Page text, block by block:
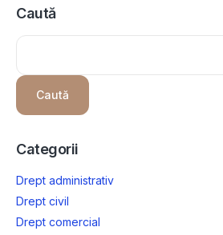
Caută
Caută
Categorii
Drept administrativ
Drept civil
Drept comercial